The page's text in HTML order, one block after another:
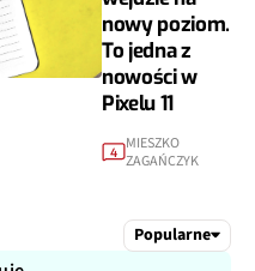
nowy poziom.
To jedna z
nowości w
Pixelu 11
4 MIESZKO
ZAGAŃCZYK
Popularne